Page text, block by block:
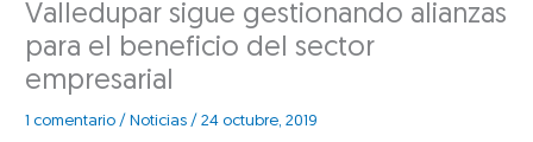
Valledupar sigue gestionando alianzas
para el beneficio del sector
empresarial
1 comentario / Noticias /24 octubre, 2019